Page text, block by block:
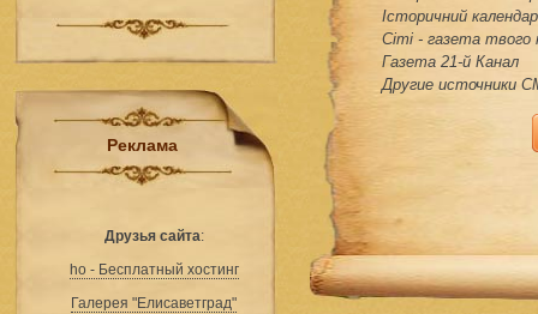
Реклама
Друзья сайта:
ho - Бесплатный хостинг
Галерея "Елисаветград"
Історичний
Сіті - газета твого
Газета 21-й Канал
Другие источники